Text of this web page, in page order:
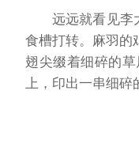
远远就看见李
食槽打转。麻羽的
翅尖缀着细碎的
上，印出一串细碎